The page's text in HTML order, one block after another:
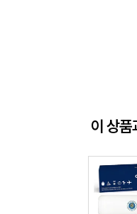
이 상품